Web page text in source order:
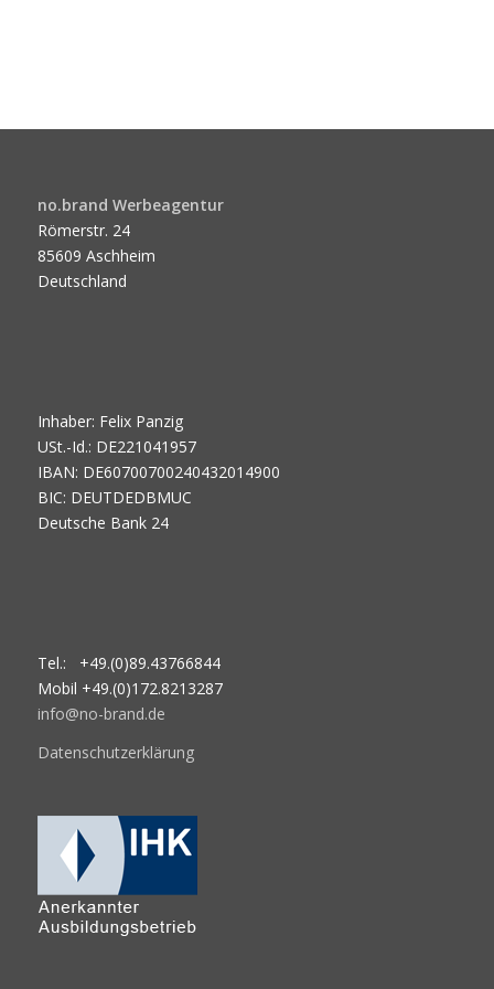
no.brand Werbeagentur
Römerstr. 24
85609 Aschheim
Deutschland
Inhaber: Felix Panzig
USt.-Id.: DE221041957
IBAN: DE60700700240432014900
BIC: DEUTDEDBMUC
Deutsche Bank 24
Tel.: +49.(0)89.43766844
Mobil +49.(0)172.8213287
info@no-brand.de
Datenschutzerklärung